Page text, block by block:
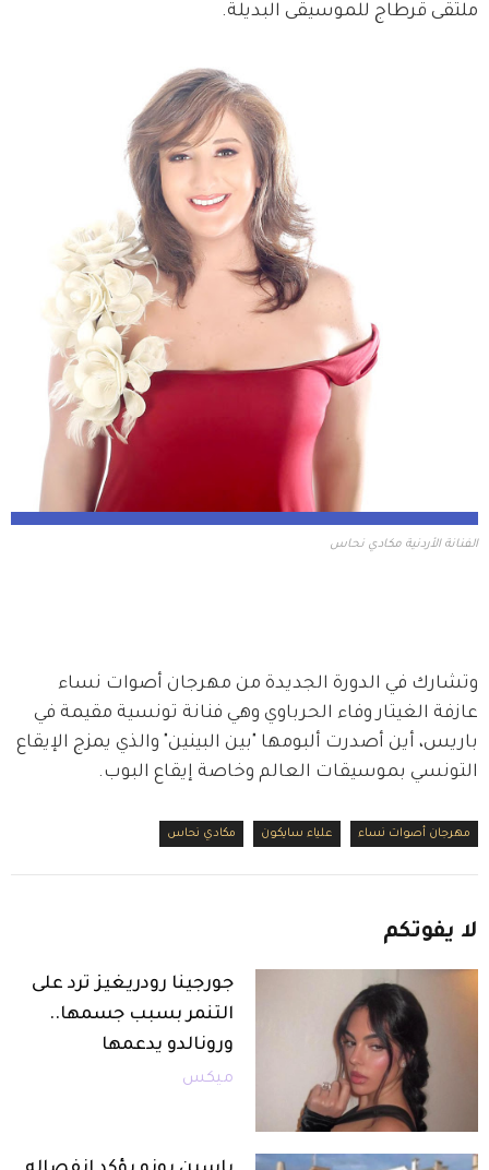
ملتقى قرطاج للموسيقى البديلة.
الفنانة الأردنية مكادي نحاس
وتشارك في الدورة الجديدة من مهرجان أصوات نساء
عازفة الغيتار وفاء الحرباوي وهي فنانة تونسية مقيمة في
باريس، أين أصدرت ألبومها "بين البينين" والذي يمزج الإيقاع
التونسي بموسيقات العالم وخاصة إيقاع البوب.
مهرجان أصوات نساء علياء سايكون مكادي نحاس
لا يفوتكم
جورجينا رودريغيز ترد على
التنمر بسبب جسمها..
ورونالدو يدعمها
ميكس